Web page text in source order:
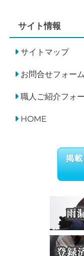
サイト情報
サイトマップ
お問合せフォーム
職人ご紹介フォ
HOME
掲